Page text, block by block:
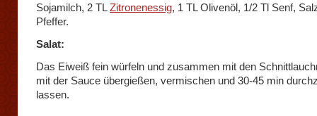
Sojamilch, 2 TLZitronenessig, 1 TL Olivenöl, 1/2 Tl Senf,
Pfeffer.
Salat:
Das Eiweiß fein würfeln und zusammen mit den
mit der Sauce übergießen, vermischen und 30-45 min
lassen.